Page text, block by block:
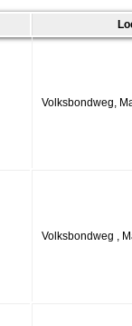
Volksbondweg,
Volksbondweg ,